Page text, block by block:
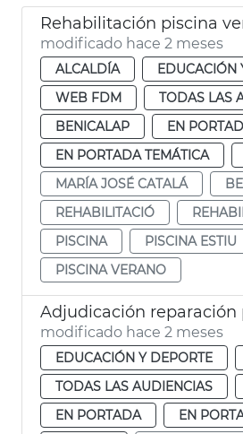
modificado hace 2 meses
ALCALDÍA
EDUCACIÓN
WEB FDM
TODAS LAS
BENICALAP
EN
EN PORTADA TEMÁTICA
MARÍA JOSÉ CATALÁ
REHABILITACIÓ
PISCINA
PISCINA ESTIU
PISCINA VERANO
modificado hace 2 meses
EDUCACIÓN Y DEPORTE
TODAS LAS AUDIENCIAS
EN PORTADA
EN